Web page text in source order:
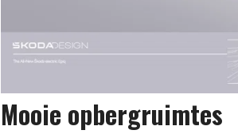
Mooie opbergruimtes